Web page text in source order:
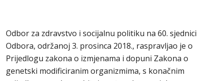
Odbor za zdravstvo i socijalnu politiku na 60. sjednici
Odbora, održanoj 3. prosinca 2018., raspravljao je o
Prijedlogu zakona o izmjenama i dopuni Zakona o
genetski modificiranim organizmima, s konačnim